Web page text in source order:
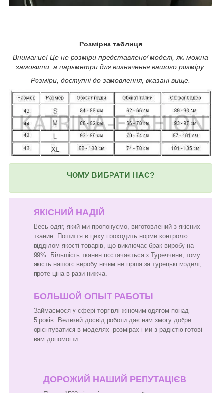
Розмірна таблиця
Внимание! Це не розміри представленої моделі, які можна
замовити, а параметри для визначення вашого розміру.
Розміри, доступні до замовлення, вказані вище.
ЧОМУ ВИБРАТИ НАС?
ЯКІСНИЙ НАДІЙ
Весь одяг, який ми пропонуємо, виготовлений з якісних
тканин. Пошиття в цеху проходить норми контролю
відділом якості товарів, що виключає брак виробу на
99%. Більшість тканин постачається з Туреччини, тому
якість нашого виробу нічим не гірша за турецькі моделі,
проте ціна в рази нижча.
БОЛЬШОЙ ОПЫТ РАБОТЫ
Займаємося у сфері торгівлі жіночим одягом понад
5 років. Великий досвід роботи дає нам змогу добре
орієнтуватися в моделях, розмірах і ми з радістю готові
вам допомогти.
ДОРОЖИЙ НАШИЙ РЕПУТАЦІЄВ